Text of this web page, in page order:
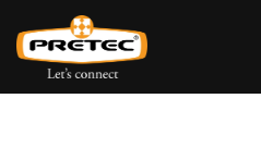
Siirry
suoraan